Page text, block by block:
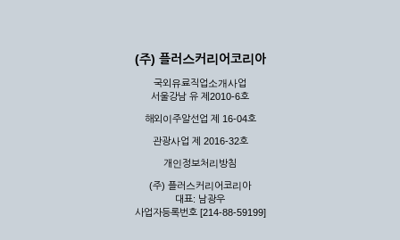
(주) 플러스커리어코리아
국외유료직업소개사업
서울강남 유 제2010-6호
해외이주알선업 제 16-04호
관광사업 제 2016-32호
개인정보처리방침
(주) 플러스커리어코리아
대표: 남광우
사업자등록번호 [214-88-59199]